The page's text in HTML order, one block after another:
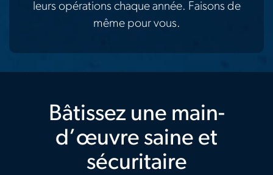
leurs opérations chaque année. Faisons de
même pour vous.
Bâtissez une main-
d’œuvre saine et
sécuritaire